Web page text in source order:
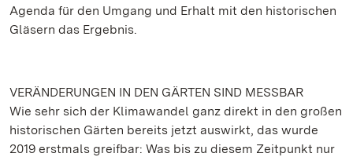
Agenda für den Umgang und Erhalt mit den historischen
Gläsern das Ergebnis.
VERÄNDERUNGEN IN DEN GÄRTEN SIND MESSBAR
Wie sehr sich der Klimawandel ganz direkt in den großen
historischen Gärten bereits jetzt auswirkt, das wurde
2019 erstmals greifbar: Was bis zu diesem Zeitpunkt nur